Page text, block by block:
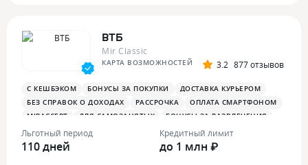
ВТБ
Mir Classic
КАРТА ВОЗМОЖНОСТЕЙ 3.2 877 отзывов
С КЕШБЭКОМ БОНУСЫ ЗА ПОКУПКИ
ДОСТАВКА КУРЬЕРОМ
БЕЗ СПРАВОК О ДОХОДАХ
РАССРОЧКА
ОПЛАТА СМАРТФОНОМ
MIRACCEPT
ДЛЯ САМОЗАНЯТЫХ
БОНУСЫ ЗА РАЗВЛЕЧЕНИЯ
ПЛАТЕЖНЫЙ СТИКЕР
Льготный период
110 дней
Кредитный лимит
до 1 млн ₽